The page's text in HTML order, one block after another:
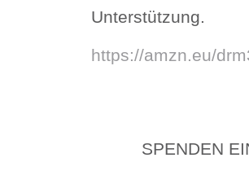
Unterstützung.
https://amzn.eu/
SPENDEN